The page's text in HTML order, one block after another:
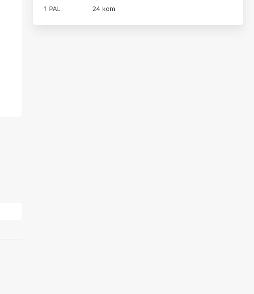
1 PAL
24 kom.